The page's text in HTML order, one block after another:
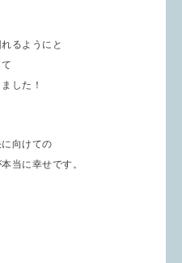
るようにと
した！
向けての
当に幸せです。